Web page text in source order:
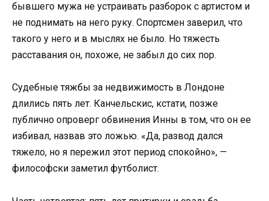
бывшего мужа не устраивать разборок с артистом и
не поднимать на него руку. Спортсмен заверил, что
такого у него и в мыслях не было. Но тяжесть
расставания он, похоже, не забыл до сих пор.
Судебные тяжбы за недвижимость в Лондоне
длились пять лет. Канчельскис, кстати, позже
публично опроверг обвинения Инны в том, что он ее
избивал, назвав это ложью. «Да, развод дался
тяжело, но я пережил этот период спокойно», —
философски заметил футболист.